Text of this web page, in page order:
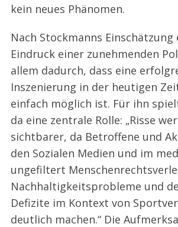
kein neues Phänomen.
Nach Stockmanns
Eindruck einer zunehmenden
allem dadurch, dass eine
Inszenierung in der heutigen
einfach möglich ist. Für ihn
da eine zentrale Rolle: „Risse
sichtbarer, da Betroffene und
den Sozialen Medien und im
ungefiltert
Nachhaltigkeitsprobleme und
Defizite im Kontext von
deutlich machen.“ Die